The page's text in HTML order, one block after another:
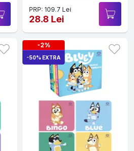
PRP: 109.7 Lei
28.8 Lei
-2%
-50% EXTRA